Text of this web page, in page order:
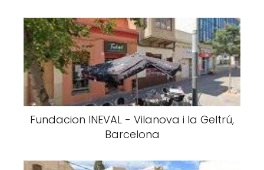
Fundacion INEVAL - Vilanova i la Geltrú,
Barcelona